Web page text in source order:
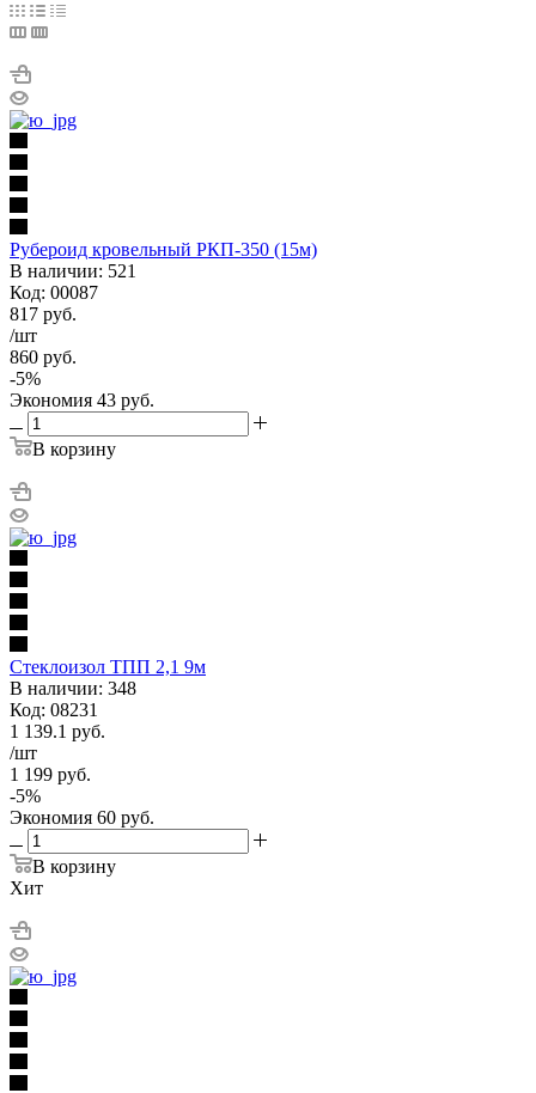
Рубероид кровельный РКП-350 (15м)
В наличии: 521
Код: 00087
817 руб.
/шт
860 руб.
-5%
Экономия 43 руб.
В корзину
Стеклоизол ТПП 2,1 9м
В наличии: 348
Код: 08231
1 139.1 руб.
/шт
1 199 руб.
-5%
Экономия 60 руб.
В корзину
Хит